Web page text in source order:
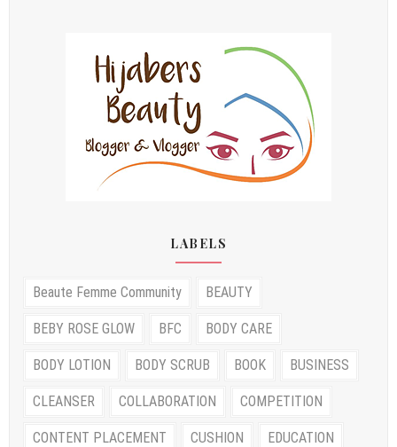
LABELS
Beaute Femme Community BEAUTY
BEBY ROSE GLOW BFC BODY CARE
BODY LOTION BODY SCRUB BOOK BUSINESS
CLEANSER COLLABORATION COMPETITION
CONTENT PLACEMENT CUSHION EDUCATION